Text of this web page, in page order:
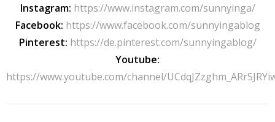
Instagram: https://www.instagram.com/sunnyinga/
Facebook: https://www.facebook.com/sunnyingablog
Pinterest: https://de.pinterest.com/sunnyingablog/
Youtube:
https://www.youtube.com/channel/